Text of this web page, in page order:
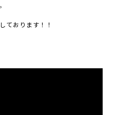
ております！！